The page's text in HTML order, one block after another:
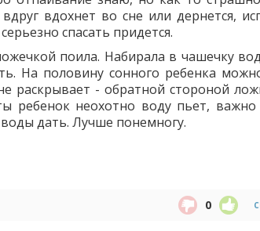
вдохнет во сне или дернется,
спасать придется.
поила. Набирала в чашечку
На половину сонного ребенка
раскрывает - обратной стороной
ребенок неохотно воду пьет, важно
дать. Лучше понемногу.
0